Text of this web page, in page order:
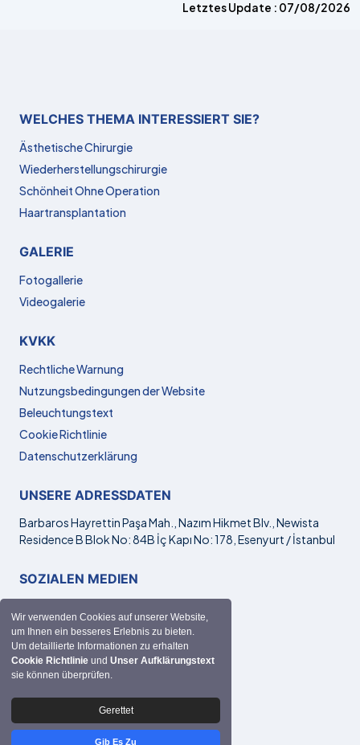
Wir verwenden Cookies auf unserer Website,
um Ihnen ein besseres Erlebnis zu bieten.
Um detaillierte Informationen zu erhalten
Cookie Richtlinie undUnser Aufklärungstext
sie können überprüfen.
Gerettet
Gib Es Zu
Letztes Update : 07/08/2026
WELCHES THEMA INTERESSIERT SIE?
Ästhetische Chirurgie
Wiederherstellungschirurgie
Schönheit Ohne Operation
Haartransplantation
GALERIE
Fotogallerie
Videogalerie
KVKK
Rechtliche Warnung
Nutzungsbedingungen der Website
Beleuchtungstext
Cookie Richtlinie
Datenschutzerklärung
UNSERE ADRESSDATEN
Barbaros Hayrettin Paşa Mah., Nazım Hikmet Blv., Newista
Residence B Blok No: 84B İç Kapı No: 178, Esenyurt / İstanbul
SOZIALEN MEDIEN
KOMMUNIKATION
+90 532 282 23 62